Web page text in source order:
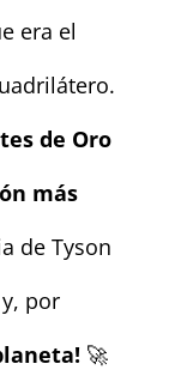
era el
de Oro
más
de Tyson
por
🚀